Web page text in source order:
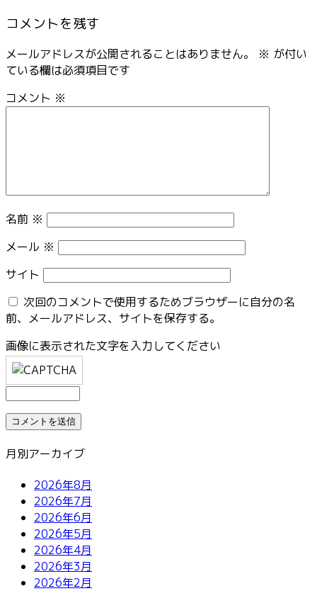
コメントを残す
メールアドレスが公開されることはありません。 ※ が付い
ている欄は必須項目です
コメント ※
名前 ※
メール ※
サイト
次回のコメントで使用するためブラウザーに自分の名
前、メールアドレス、サイトを保存する。
画像に表示された文字を入力してください
月別アーカイブ
2026年8月
2026年7月
2026年6月
2026年5月
2026年4月
2026年3月
2026年2月